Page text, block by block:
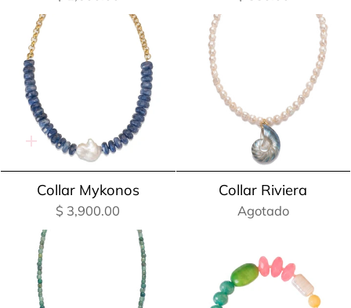
Adición
rápida
Collar Mykonos
$ 3,900.00
Collar Riviera
Agotado